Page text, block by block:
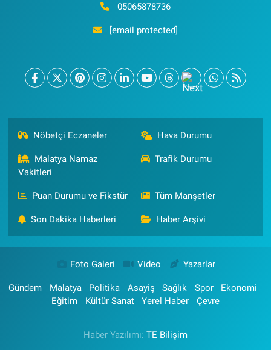
05065878736
[email protected]
Nöbetçi Eczaneler Hava Durumu
Malatya Namaz
Vakitleri
Trafik Durumu
Puan Durumu ve Fikstür Tüm Manşetler
Son Dakika Haberleri Haber Arşivi
Foto Galeri Video Yazarlar
Gündem Malatya Politika Asayiş Sağlık Spor
Ekonomi
Eğitim
Kültür Sanat Yerel Haber Çevre
Haber Yazılımı: TE Bilişim